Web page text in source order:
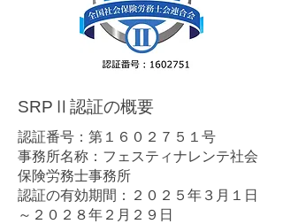
​SRPⅡ認証の概要
認証番号：第１６０２７５１号
事務所名称：フェスティナレンテ社会
保険労務士事務所
認証の有効期間：２０２５年３月１日
～２０２８年２月２９日